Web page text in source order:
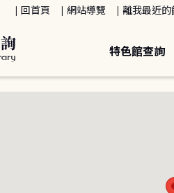
回首頁 網站導覽 離我最近
特色館查詢